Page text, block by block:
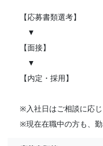
【応募書類選考】
▼
【面接】
▼
【内定・採用】
※入社日はご相談に応
※現在在職中の方も、